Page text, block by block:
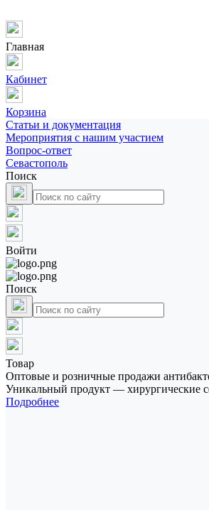
Главная
Кабинет
Корзина
Статьи и документация
Мероприятия с нашим участием
Вопрос-ответ
Севастополь
Поиск
Войти
Поиск
Товар
Оптовые и розничные продажи
Уникальный продукт — хирургические
Подробнее